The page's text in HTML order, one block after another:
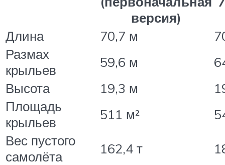
версия)
Длина 70,7 м
Размах
крыльев
59,6 м
Высота
19,3 м
Площадь
крыльев
511 м²
Вес пустого
самолёта
162,4 т